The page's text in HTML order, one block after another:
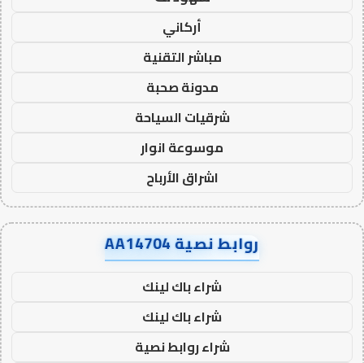
أركاني
مباشر التقنية
مدونة صحبة
شرقيات السياحة
موسوعة انوار
اشراق الأرباح
روابط نصية AA14704
شراء باك لينك
شراء باك لينك
شراء روابط نصية